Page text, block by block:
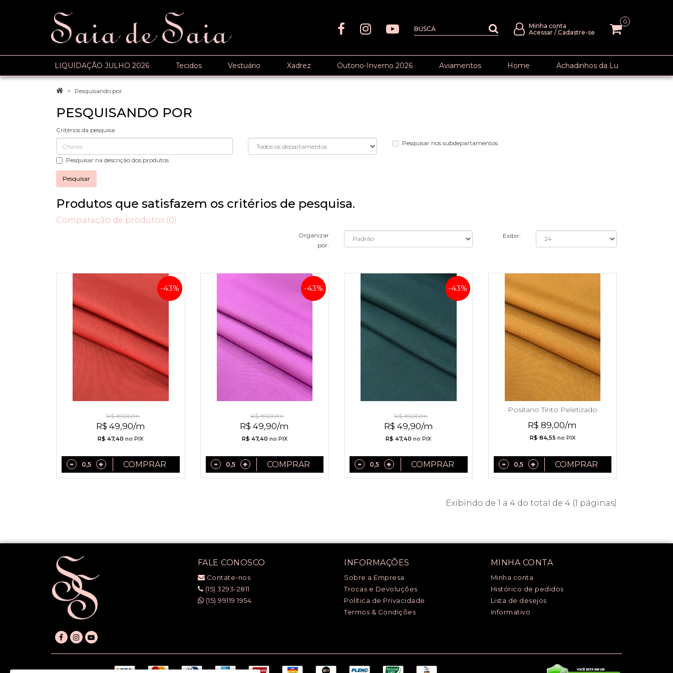
Minha conta
Acessar / Cadastre-se
0
LIQUIDAÇÃO JULHO 2026 Tecidos Vestuário Xadrez Outono-Inverno 2026 Aviamentos Home Achadinhos da Lu
Pesquisando por
PESQUISANDO POR
Critérios da pesquisa:
Pesquisar nos subdepartamentos
Pesquisar na descrição dos produtos
Produtos que satisfazem os critérios de pesquisa.
Comparação de produtos (0)
Organizar
por:
Exibir:
R$ 49,90/m
R$ 89,00/m
-43%
R$ 47,40 no PIX
COMPRAR
R$ 49,90/m
R$ 89,00/m
-43%
R$ 47,40 no PIX
COMPRAR
R$ 49,90/m
R$ 89,00/m
-43%
R$ 47,40 no PIX
COMPRAR
Positano Tinto Peletizado
R$ 89,00/m
R$ 84,55 no PIX
COMPRAR
Exibindo de 1 a 4 do total de 4 (1 páginas)
FALE CONOSCO
Contate-nos
(15) 3293-2811
(15) 99119 1954
INFORMAÇÕES
Sobre a Empresa
Trocas e Devoluções
Política de Privacidade
Termos & Condições
MINHA CONTA
Minha conta
Histórico de pedidos
Lista de desejos
Informativo